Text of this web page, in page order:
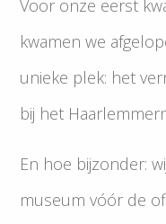
Voor onze eerst
kwamen we
unieke plek: het
bij het
En hoe bijzonder:
museum vóór de